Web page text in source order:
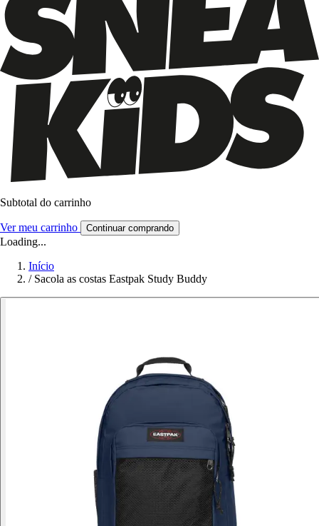
Subtotal do carrinho
Ver meu carrinho Continuar comprando
Loading...
Início
/ Sacola as costas Eastpak Study Buddy